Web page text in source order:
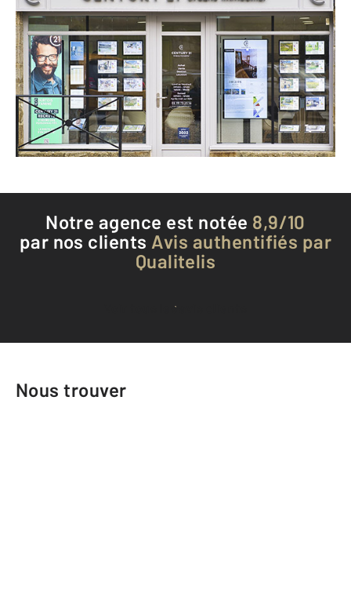
CENTURY 21 Dréano Immobilier
28 Place des Déportés
COMBOURG - 35270
Envoyer un message
Téléphoner à l'agence
Notre agence est notée 8,9/10
par nos clients Avis authentifiés par
Qualitelis
Voir tous les avis clients
Nous trouver